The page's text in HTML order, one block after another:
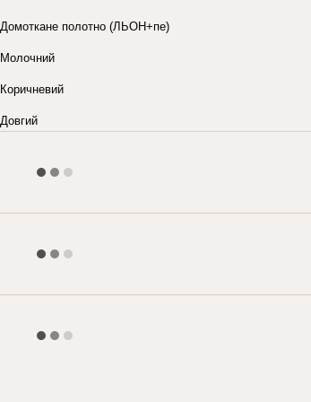
Домоткане полотно (ЛЬОН+пе)
Молочний
Коричневий
Довгий